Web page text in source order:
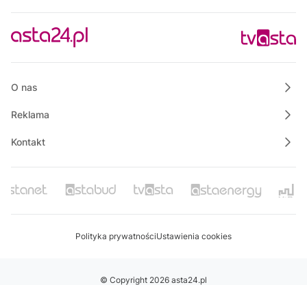
O nas
Reklama
Kontakt
Polityka prywatnościUstawienia cookies
© Copyright 2026 asta24.pl